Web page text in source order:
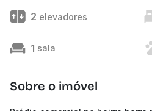
2 elevadores
1 sala
Sobre o imóvel